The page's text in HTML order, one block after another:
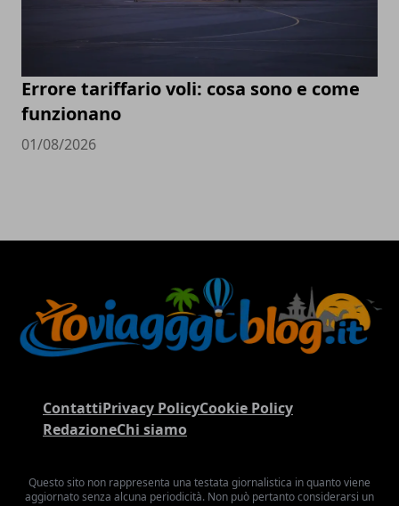
Errore tariffario voli: cosa sono e come
funzionano
01/08/2026
ContattiPrivacy PolicyCookie Policy
RedazioneChi siamo
Questo sito non rappresenta una testata giornalistica in quanto viene
aggiornato senza alcuna periodicità. Non può pertanto considerarsi un